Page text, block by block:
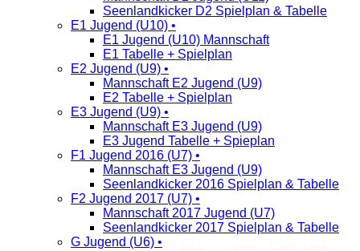
Seenlandkicker D2 Spielplan & Tabelle
E1 Jugend (U10) •
E1 Jugend (U10) Mannschaft
E1 Tabelle + Spielplan
E2 Jugend (U9) •
Mannschaft E2 Jugend (U9)
E2 Tabelle + Spielplan
E3 Jugend (U9) •
Mannschaft E3 Jugend (U9)
E3 Jugend Tabelle + Spieplan
F1 Jugend 2016 (U7) •
Mannschaft E3 Jugend (U9)
Seenlandkicker 2016 Spielplan & Tabelle
F2 Jugend 2017 (U7) •
Mannschaft 2017 Jugend (U7)
Seenlandkicker 2017 Spielplan & Tabelle
G Jugend (U6) •